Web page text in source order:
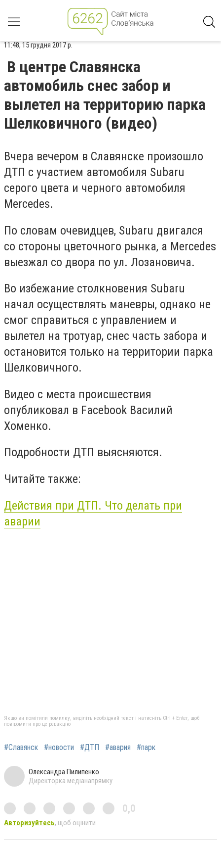
11:48, 15 грудня 2017 р.
В центре Славянска
автомобиль снес забор и
вылетел на территорию парка
Шелковичного (видео)
Вчера вечером в Славянске произошло
ДТП с участием автомобиля Subaru
серого цвета и черного автомобиля
Mercedes.
По словам очевидцев, Subaru двигался
со стороны цветочного рынка, а Mercedes
выезжал со двора по ул. Лозановича.
Во избежание столкновения Subaru
начал осуществлять маневры, однако не
смог справиться с управлением и
вылетел на тротуар, снес часть забора и
остановится только на территории парка
Шелковичного.
Видео с места происшествия
опубликовал в Facebook Василий
Хоменко.
Подробности ДТП выясняются.
Читайте также:
Действия при ДТП. Что делать при
аварии
Якщо ви помітили помилку, виділіть необхідний текст і натисніть Ctrl + Enter, щоб
повідомити про це редакцію
#Славянск #новости #ДТП #авария #парк
Олександра Пилипенко
Директорка медіанапрямку
0,0
Авторизуйтесь, щоб оцінити